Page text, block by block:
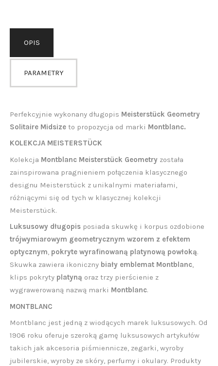
OPIS
PARAMETRY
Perfekcyjnie wykonany długopis Meisterstück Geometry
Solitaire Midsize to propozycja od marki Montblanc.
KOLEKCJA MEISTERSTÜCK
Kolekcja Montblanc Meisterstück Geometry została
zainspirowana pragnieniem połączenia klasycznego
designu Meisterstück z unikalnymi materiałami,
różniącymi się od tych w klasycznej kolekcji
Meisterstück.
Luksusowy długopis posiada skuwkę i korpus ozdobione
trójwymiarowym geometrycznym wzorem z efektem
optycznym, pokryte wyrafinowaną platynową powłoką.
Skuwka zawiera ikoniczny biały emblemat Montblanc,
klips pokryty platyną oraz trzy pierścienie z
wygrawerowaną nazwą marki Montblanc.
MONTBLANC
Montblanc jest jedną z wiodących marek luksusowych. Od
1906 roku oferuje szeroką gamę luksusowych artykułów
takich jak akcesoria piśmiennicze, zegarki, wyroby
jubilerskie, wyroby ze skóry, perfumy i okulary. Produkty